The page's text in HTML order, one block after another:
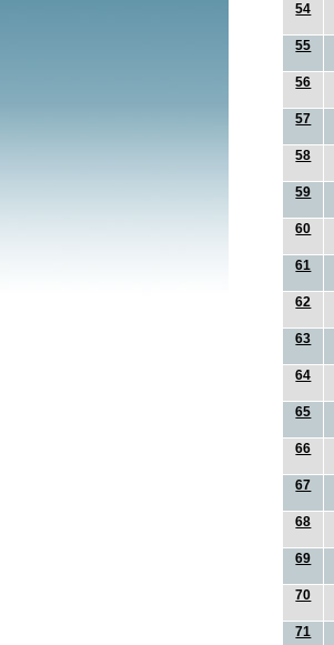
54
55
56
57
58
59
60
61
62
63
64
65
66
67
68
69
70
71